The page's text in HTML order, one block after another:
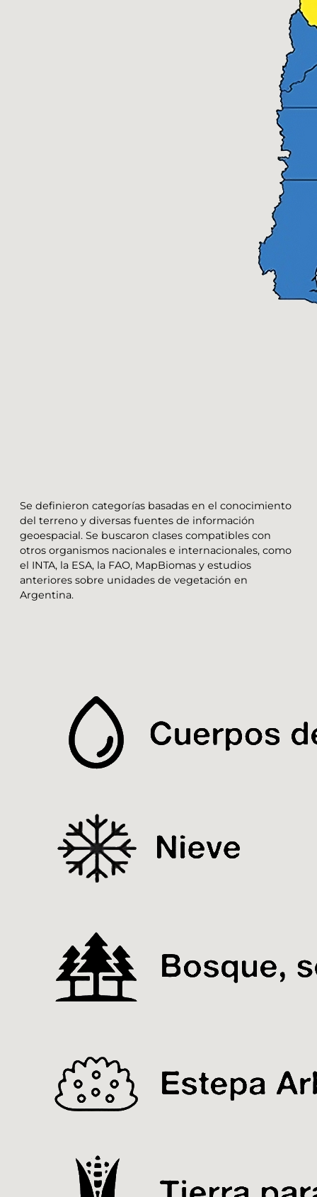
Se definieron categorías basadas en el conocimiento
del terreno y diversas fuentes de información
geoespacial. Se buscaron clases compatibles con
otros organismos nacionales e internacionales, como
el INTA, la ESA, la FAO, MapBiomas y estudios
anteriores sobre unidades de vegetación en
Argentina.